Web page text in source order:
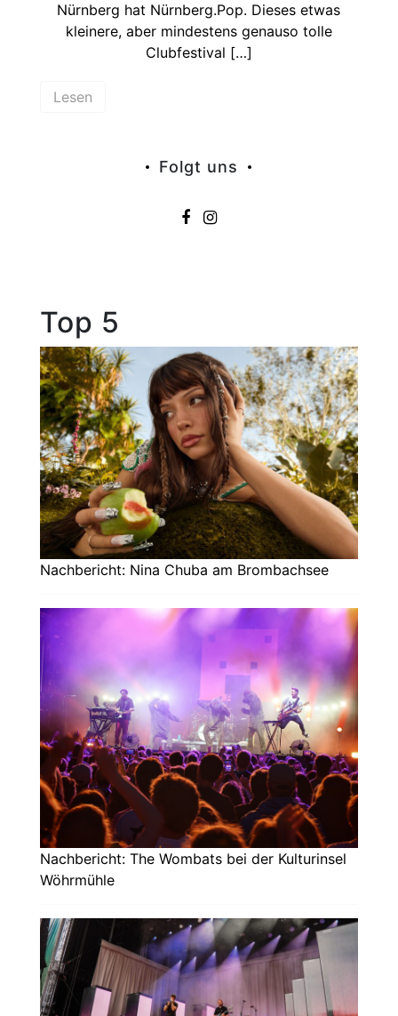
Nürnberg hat Nürnberg.Pop. Dieses etwas
kleinere, aber mindestens genauso tolle
Clubfestival […]
Lesen
Folgt uns
Top 5
Nachbericht: Nina Chuba am Brombachsee
Nachbericht: The Wombats bei der Kulturinsel
Wöhrmühle